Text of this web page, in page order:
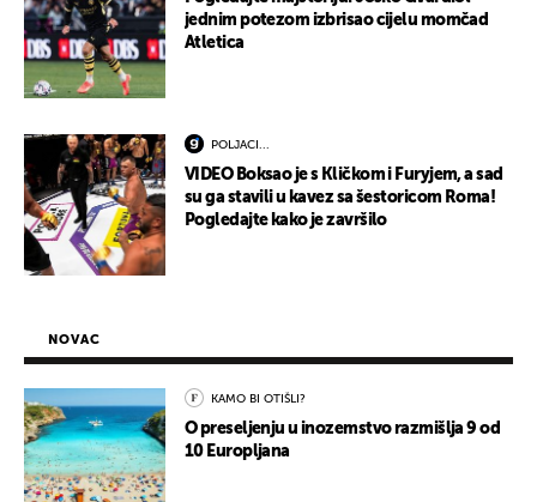
jednim potezom izbrisao cijelu momčad
Atletica
POLJACI...
VIDEO Boksao je s Kličkom i Furyjem, a sad
su ga stavili u kavez sa šestoricom Roma!
Pogledajte kako je završilo
NOVAC
KAMO BI OTIŠLI?
O preseljenju u inozemstvo razmišlja 9 od
10 Europljana